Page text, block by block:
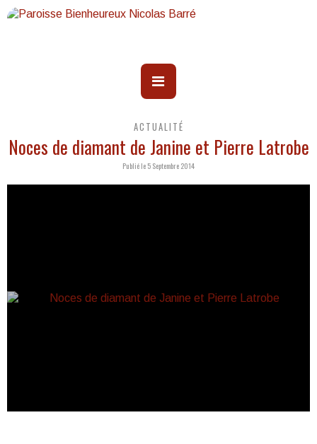
ACTUALITÉ
Noces de diamant de Janine et Pierre Latrobe
Publié le 5 Septembre 2014